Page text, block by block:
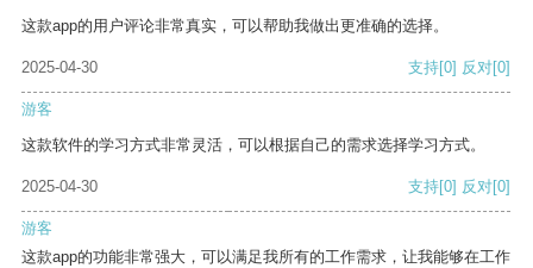
这款app的用户评论非常真实，可以帮助我做出更准确的选择。
2025-04-30 支持[0] 反对[0]
游客
这款软件的学习方式非常灵活，可以根据自己的需求选择学习方式。
2025-04-30 支持[0] 反对[0]
游客
这款app的功能非常强大，可以满足我所有的工作需求，让我能够在工作